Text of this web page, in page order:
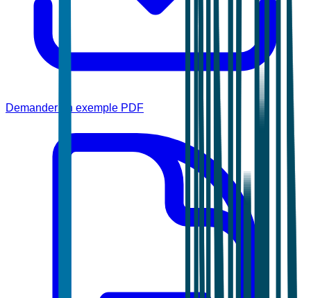
Demander un exemple PDF